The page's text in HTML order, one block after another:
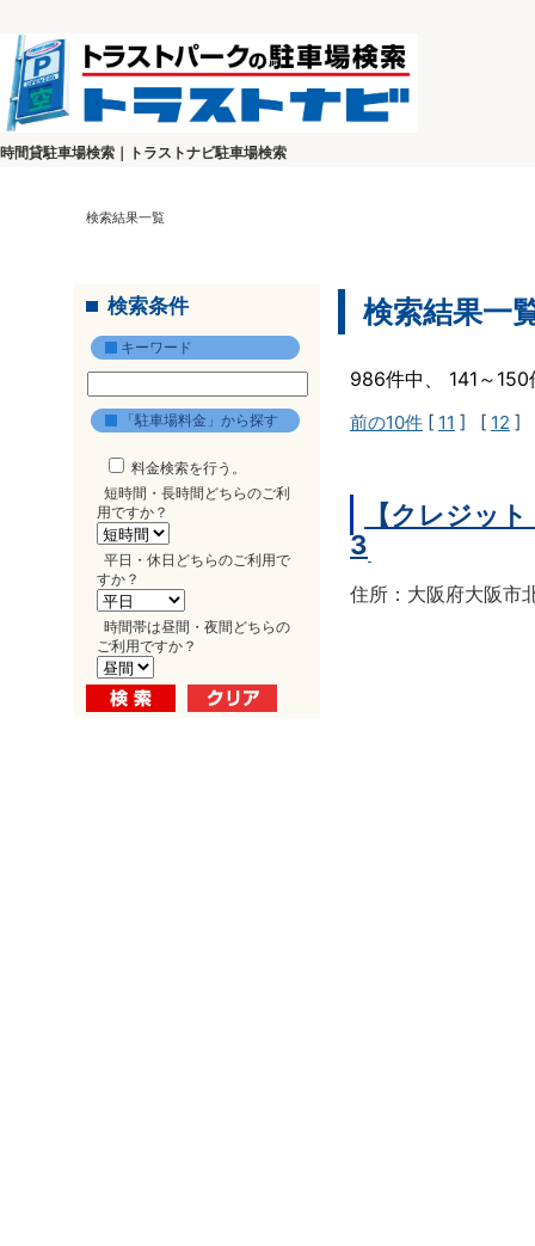
時間貸駐車場検索｜トラストナビ駐車場検索
検索結果一覧
検索条件
キーワード
「駐車場料金」から探す
料金検索を行う。
短時間・長時間どちらのご利
用ですか？
平日・休日どちらのご利用で
すか？
時間帯は昼間・夜間どちらの
ご利用ですか？
検索結果一
986件中、 141～
前の10件 [ 11 ] [ 12 ]
【クレジッ
3
住所：大阪府大阪市